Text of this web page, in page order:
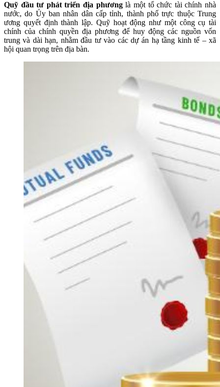
Quỹ đầu tư phát triển địa phươnglà một tổ chức tài chính nhà
nước, do Ủy ban nhân dân cấp tỉnh, thành phố trực thuộc Trung
ương quyết định thành lập. Quỹ hoạt động như một công cụ tài
chính của chính quyền địa phương để huy động các nguồn vốn
trung và dài hạn, nhằm đầu tư vào các dự án hạ tầng kinh tế – xã
hội quan trọng trên địa bàn.